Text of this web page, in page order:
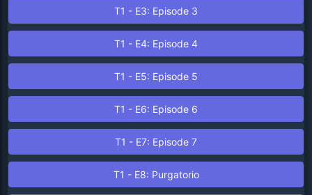
T1 - E3: Episode 3
T1 - E4: Episode 4
T1 - E5: Episode 5
T1 - E6: Episode 6
T1 - E7: Episode 7
T1 - E8: Purgatorio